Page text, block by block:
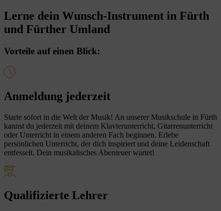
Lerne dein Wunsch-Instrument in Fürth
und Fürther Umland
Vorteile auf einen Blick:
Anmeldung jederzeit
Starte sofort in die Welt der Musik! An unserer Musikschule in Fürth
kannst du jederzeit mit deinem Klavierunterricht, Gitarrenunterricht
oder Unterricht in einem anderen Fach beginnen. Erlebe
persönlichen Unterricht, der dich inspiriert und deine Leidenschaft
entfesselt. Dein musikalisches Abenteuer wartet!
Qualifizierte Lehrer